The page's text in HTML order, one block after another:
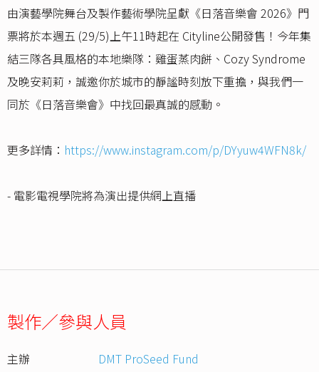
由演藝學院舞台及製作藝術學院呈獻《日落音樂會 2026》門
票將於本週五 (29/5)上午11時起在 Cityline公開發售！今年集
結三隊各具風格的本地樂隊：雞蛋蒸肉餅、Cozy Syndrome
及晚安莉莉，誠邀你於城市的靜謐時刻放下重擔，與我們一
同於《日落音樂會》中找回最真誠的感動。
更多詳情： https://www.instagram.com/p/DYyuw4WFN8k/
- 電影電視學院將為演出提供網上直播
製作／參與人員
主辦
DMT ProSeed Fund